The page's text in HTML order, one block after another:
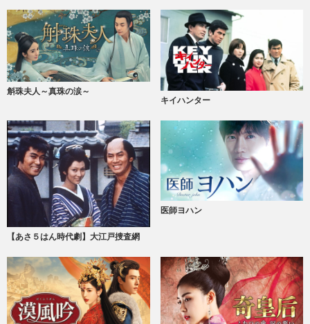
斛珠夫人～真珠の涙～
キイハンター
【あさ５はん時代劇】大江戸捜査網
医師ヨハン